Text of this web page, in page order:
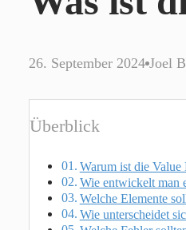
26. September 2024 Joel
Überblick
Warum ist die
Wie entwickelt man
Welche Elemente
Wie unterscheidet